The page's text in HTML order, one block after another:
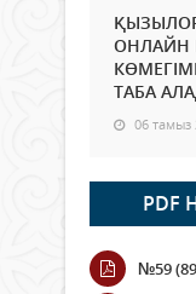
ОНЛАЙН
ТАБА
06 тамыз
Open
мыңнан
06 тамыз
PDF
№59